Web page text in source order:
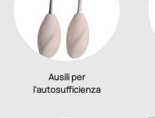
Ausili per
l'autosufficienza